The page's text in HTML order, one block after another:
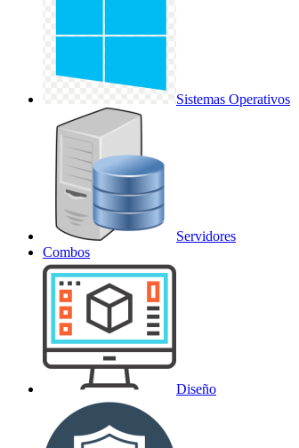
Sistemas Operativos
Servidores
Combos
Diseño